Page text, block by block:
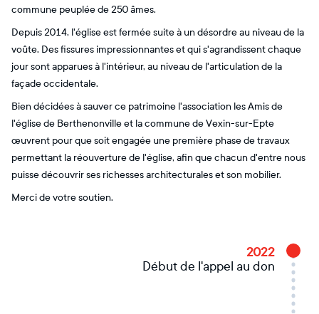
commune peuplée de 250 âmes.
Depuis 2014, l'église est fermée suite à un désordre au niveau de la
voûte. Des fissures impressionnantes et qui s'agrandissent chaque
jour sont apparues à l'intérieur, au niveau de l'articulation de la
façade occidentale.
Bien décidées à sauver ce patrimoine l'association les Amis de
l'église de Berthenonville et la commune de Vexin-sur-Epte
œuvrent pour que soit engagée une première phase de travaux
permettant la réouverture de l'église, afin que chacun d'entre nous
puisse découvrir ses richesses architecturales et son mobilier.
Merci de votre soutien.
2022
Début de l'appel au don